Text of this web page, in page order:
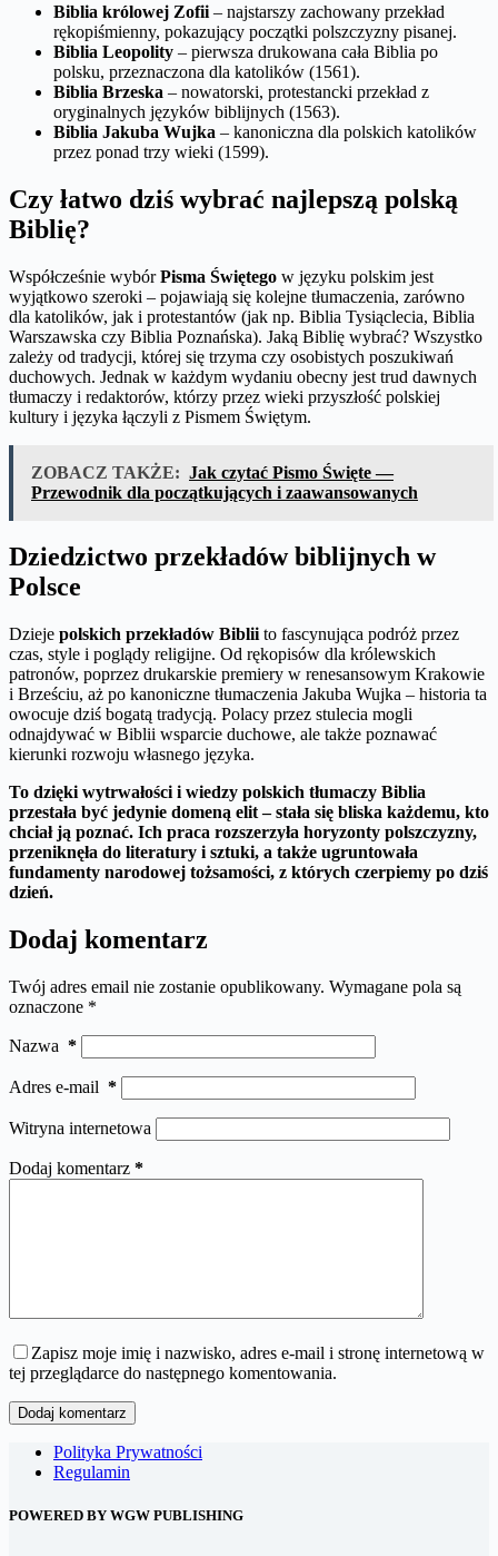
Biblia królowej Zofii – najstarszy zachowany przekład
rękopiśmienny, pokazujący początki polszczyzny pisanej.
Biblia Leopolity – pierwsza drukowana cała Biblia po
polsku, przeznaczona dla katolików (1561).
Biblia Brzeska – nowatorski, protestancki przekład z
oryginalnych języków biblijnych (1563).
Biblia Jakuba Wujka – kanoniczna dla polskich katolików
przez ponad trzy wieki (1599).
Czy łatwo dziś wybrać najlepszą polską
Biblię?
Współcześnie wybórPisma Świętego w języku polskim jest
wyjątkowo szeroki – pojawiają się kolejne tłumaczenia, zarówno
dla katolików, jak i protestantów (jak np. Biblia Tysiąclecia, Biblia
Warszawska czy Biblia Poznańska). Jaką Biblię wybrać? Wszystko
zależy od tradycji, której się trzyma czy osobistych poszukiwań
duchowych. Jednak w każdym wydaniu obecny jest trud dawnych
tłumaczy i redaktorów, którzy przez wieki przyszłość polskiej
kultury i języka łączyli z Pismem Świętym.
ZOBACZ TAKŻE: Jak czytać Pismo Święte —
Przewodnik dla początkujących i zaawansowanych
Dziedzictwo przekładów biblijnych w
Polsce
Dzieje polskich przekładów Biblii to fascynująca podróż przez
czas, style i poglądy religijne. Od rękopisów dla królewskich
patronów, poprzez drukarskie premiery w renesansowym Krakowie
i Brześciu, aż po kanoniczne tłumaczenia Jakuba Wujka – historia ta
owocuje dziś bogatą tradycją. Polacy przez stulecia mogli
odnajdywać w Biblii wsparcie duchowe, ale także poznawać
kierunki rozwoju własnego języka.
To dzięki wytrwałości i wiedzy polskich tłumaczy Biblia
przestała być jedynie domeną elit – stała się bliska każdemu, kto
chciał ją poznać. Ich praca rozszerzyła horyzonty polszczyzny,
przeniknęła do literatury i sztuki, a także ugruntowała
fundamenty narodowej tożsamości, z których czerpiemy po dziś
dzień.
Dodaj komentarz
Twój adres email nie zostanie opublikowany. Wymagane pola są
oznaczone *
Nazwa *
Adres e-mail *
Witryna internetowa
Dodaj komentarz *
Zapisz moje imię i nazwisko, adres e-mail i stronę internetową w
tej przeglądarce do następnego komentowania.
Dodaj komentarz
Polityka Prywatności
Regulamin
POWERED BY WGW PUBLISHING